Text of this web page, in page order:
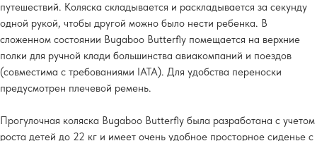
путешествий. Коляска складывается и раскладывается за секунду
одной рукой, чтобы другой можно было нести ребенка. В
сложенном состоянии Bugaboo Butterfly помещается на верхние
полки для ручной клади большинства авиакомпаний и поездов
(совместима с требованиями IATA). Для удобства переноски
предусмотрен плечевой ремень.
Прогулочная коляска Bugaboo Butterfly была разработана с учетом
роста детей до 22 кг и имеет очень удобное просторное сиденье с